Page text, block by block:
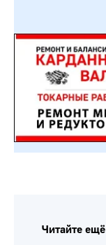
Читайте ещё